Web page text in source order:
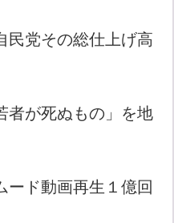
民党その総仕上げ高
者が死ぬもの」を地
ード動画再生１億回